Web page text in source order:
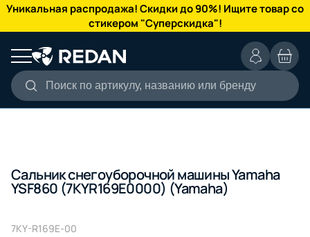
Уникальная распродажа! Скидки до 90%! Ищите товар со
стикером "Суперскидка"!
Поиск по артикулу, названию или бренду
КАТАЛОГ
Сальник снегоуборочной машины Yamaha
YSF860 (7KYR169E0000) (Yamaha)
7KY-R169E-00